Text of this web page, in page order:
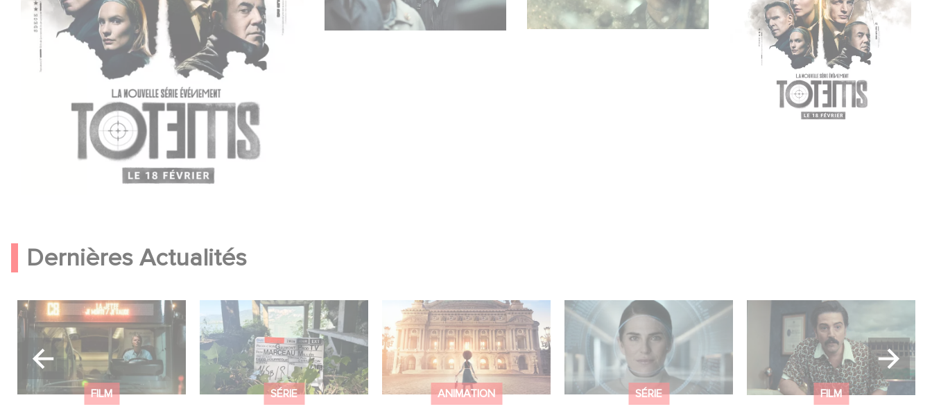
Dernières Actualités
FILM
Une date de sortie pour le
nouveau film de Franck
Dubosc
SÉRIE
Le tournage de la mini-
série Le Roman de
Marceau Miller a débuté
ANIMATION
Gaumont et Good Hero
annoncent la suite de
Ballerina
SÉRIE
La nouvelle production
Gaumont USA : « Futuro
Desierto »
FILM
Mexico 86, est à retrouver
dès maintenant sur Netflix